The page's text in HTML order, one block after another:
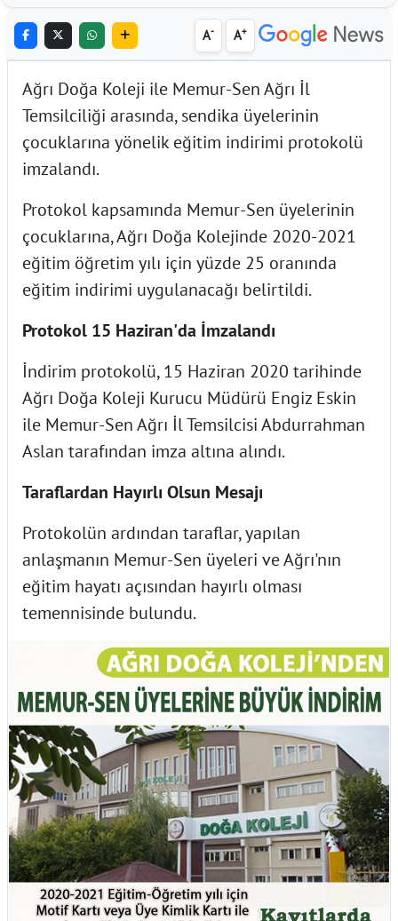
A- A+
Ağrı Doğa Koleji ile Memur-Sen Ağrı İl
Temsilciliği arasında, sendika üyelerinin
çocuklarına yönelik eğitim indirimi protokolü
imzalandı.
Protokol kapsamında Memur-Sen üyelerinin
çocuklarına, Ağrı Doğa Kolejinde 2020-2021
eğitim öğretim yılı için yüzde 25 oranında
eğitim indirimi uygulanacağı belirtildi.
Protokol 15 Haziran'da İmzalandı
İndirim protokolü, 15 Haziran 2020 tarihinde
Ağrı Doğa Koleji Kurucu Müdürü Engiz Eskin
ile Memur-Sen Ağrı İl Temsilcisi Abdurrahman
Aslan tarafından imza altına alındı.
Taraflardan Hayırlı Olsun Mesajı
Protokolün ardından taraflar, yapılan
anlaşmanın Memur-Sen üyeleri ve Ağrı'nın
eğitim hayatı açısından hayırlı olması
temennisinde bulundu.